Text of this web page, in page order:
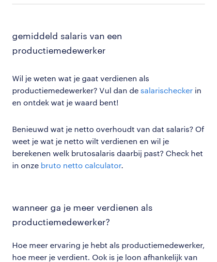
gemiddeld salaris van een
productiemedewerker
Wil je weten wat je gaat verdienen als
productiemedewerker? Vul dan de salarischecker in
en ontdek wat je waard bent!
Benieuwd wat je netto overhoudt van dat salaris? Of
weet je wat je netto wilt verdienen en wil je
berekenen welk brutosalaris daarbij past? Check het
in onze bruto netto calculator.
wanneer ga je meer verdienen als
productiemedewerker?
Hoe meer ervaring je hebt als productiemedewerker,
hoe meer je verdient. Ook is je loon afhankelijk van